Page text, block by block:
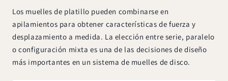
Los muelles de platillo pueden combinarse en
apilamientos para obtener características de fuerza y
desplazamiento a medida. La elección entre serie, paralelo
o configuración mixta es una de las decisiones de diseño
más importantes en un sistema de muelles de disco.